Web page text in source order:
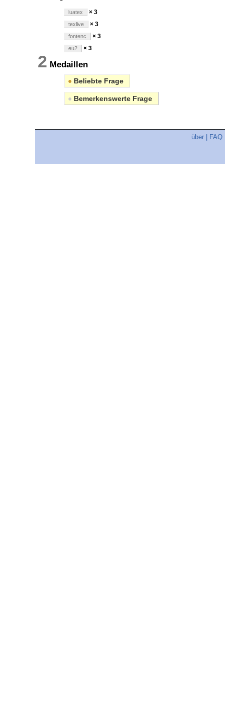
luatex × 3
texlive × 3
fontenc × 3
eu2 × 3
2 Medaillen
● Beliebte Frage
● Bemerkenswerte Frage
über FAQ